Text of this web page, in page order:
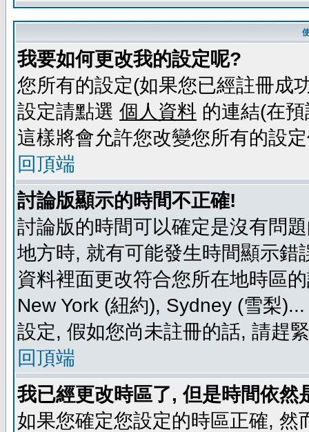
我要如何更改我的設定呢?
您所有的設定(如果您已經註冊成
設定請點選 個人資料 的連結(在
這樣將會允許您改變您所有的設
回頂端
討論版顯示的時間不正確!
討論版的時間可以確定是沒有問
地方時, 就有可能發生時間顯示
資料裡面更改符合您所在地時區
New York (紐約), Sydney (雪梨
設定, 假如您尚未註冊的話, 請趕
回頂端
我已經更改時區了, 但是時間依然
如果您確定您設定的時區正確,